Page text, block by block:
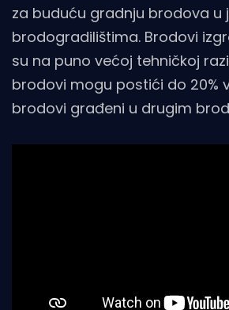
za buduću gradnju brodova u
brodogradilištima. Brodovi
su na puno većoj tehničkoj
brodovi mogu postići do 20%
brodovi građeni u drugim